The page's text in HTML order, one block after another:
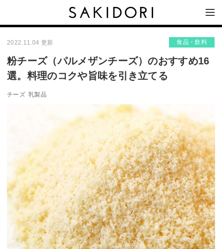
2022.11.04 更新 食品・飲料
粉チーズ（パルメザンチーズ）のおすすめ16
選。料理のコクや旨味を引き立てる
チーズ 乳製品